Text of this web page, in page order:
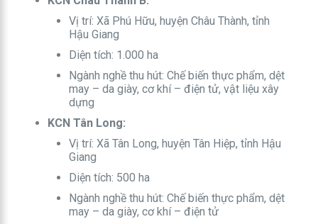
Vị trí: Xã Phú Hữu, huyện Châu Thành, tỉnh
Hậu Giang
Diện tích: 1.000 ha
Ngành nghề thu hút: Chế biến thực phẩm, dệt
may – da giày, cơ khí – điện tử, vật liệu xây
dựng
KCN Tân Long:
Vị trí: Xã Tân Long, huyện Tân Hiệp, tỉnh Hậu
Giang
Diện tích: 500 ha
Ngành nghề thu hút: Chế biến thực phẩm, dệt
may – da giày, cơ khí – điện tử